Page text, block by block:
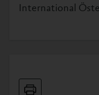
International